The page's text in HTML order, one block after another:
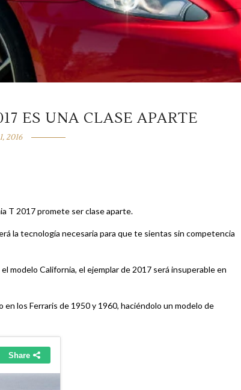
ES UNA CLASE APARTE
2016
T 2017 promete ser clase aparte.
la tecnología necesaria para que te sientas sin competencia
modelo California, el ejemplar de 2017 será insuperable en
los Ferraris de 1950 y 1960, haciéndolo un modelo de